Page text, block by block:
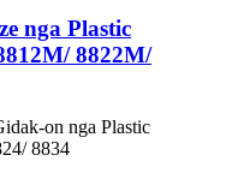
nga Plastic
8822M/